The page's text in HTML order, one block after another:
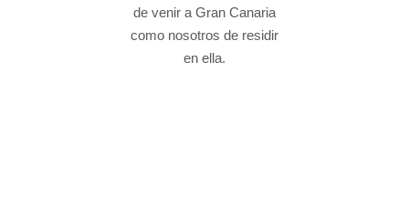
de venir a Gran Canaria
como nosotros de residir
en ella.